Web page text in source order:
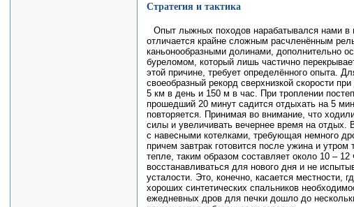
Стратегия и тактика
Опыт лыжных походов нарабатывался нами в
отличается крайне сложным расчленённым
каньонообразными долинами, дополнительно
буреломом, который лишь частично
этой причине, требует определённого опыта.
своеобразный рекорд сверхнизкой скорости
5 км в день и 150 м в час. При троплении
прошедший 20 минут садится отдыхать на 5
повторяется. Принимая во внимание, что
силы и увеличивать вечернее время на отдых.
с навесными котелками, требующая немного
причем завтрак готовится после ужина и
тепле, таким образом составляет около 10 –
восстанавливаться для нового дня и не
усталости. Это, конечно, касается местности,
хороших синтетических спальников
ежедневных дров для печки дошло до